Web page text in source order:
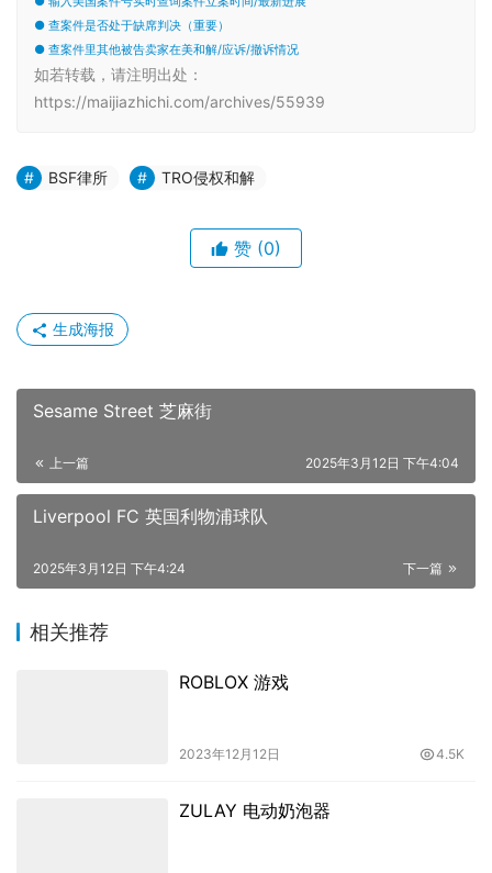
● 查案件是否处于缺席判决（重要）
● 查案件里其他被告卖家在美和解/应诉/撤诉情况
如若转载，请注明出处：
https://maijiazhichi.com/archives/55939
BSF律所 TRO侵权和解
赞 (0)
生成海报
Sesame Street 芝麻街
上一篇 2025年3月12日 下午4:04
Liverpool FC 英国利物浦球队
下一篇
2025年3月12日 下午4:24
相关推荐
ROBLOX 游戏
2023年12月12日 4.5K
ZULAY 电动奶泡器